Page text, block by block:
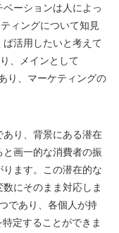
ーションは人によっ
ィングについて知見
活用したいと考えて
、メインとして
り、マーケティングの
り、背景にある潜在
画一的な消費者の振
ます。この潜在的な
にそのまま対応しま
であり、各個人が持
定することができま